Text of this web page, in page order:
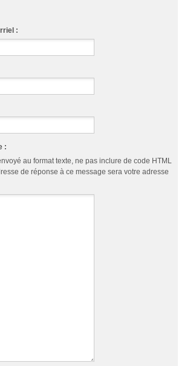
:
:
au format texte, ne pas inclure de code HTML
de réponse à ce message sera votre adresse